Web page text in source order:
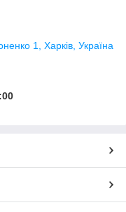
1, Харків, Україна